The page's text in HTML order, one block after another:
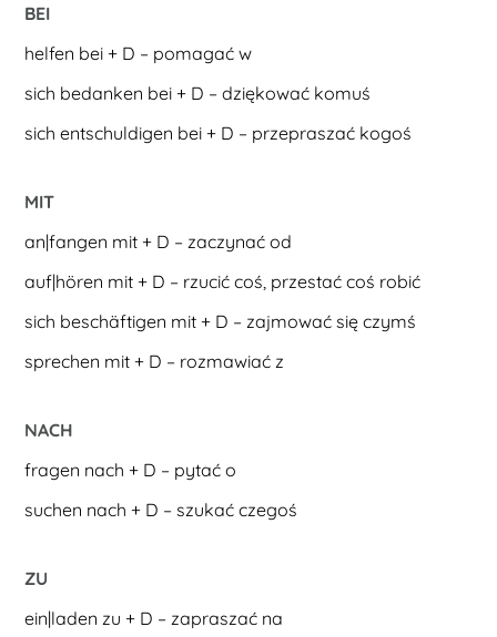
BEI
helfen bei + D – pomagać w
sich bedanken bei + D – dziękować komuś
sich entschuldigen bei + D – przepraszać kogoś
MIT
an|fangen mit + D – zaczynać od
auf|hören mit + D – rzucić coś, przestać coś robić
sich beschäftigen mit + D – zajmować się czymś
sprechen mit + D – rozmawiać z
NACH
fragen nach + D – pytać o
suchen nach + D – szukać czegoś
ZU
ein|laden zu + D – zapraszać na